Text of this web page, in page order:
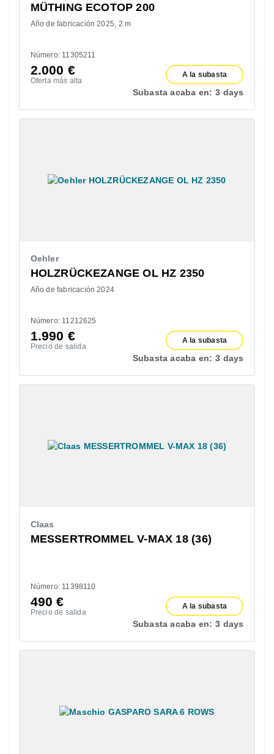
MÜTHING ECOTOP 200
Año de fabricación 2025 2 m
Número: 11305211
2.000 €
Oferta más alta
A la subasta
Subasta acaba en: 3 days
Oehler
HOLZRÜCKEZANGE OL HZ 2350
Año de fabricación 2024
Número: 11212625
1.990 €
Precio de salida
A la subasta
Subasta acaba en: 3 days
Claas
MESSERTROMMEL V-MAX 18 (36)
Número: 11398110
490€
Precio de salida
A la subasta
Subasta acaba en: 3 days